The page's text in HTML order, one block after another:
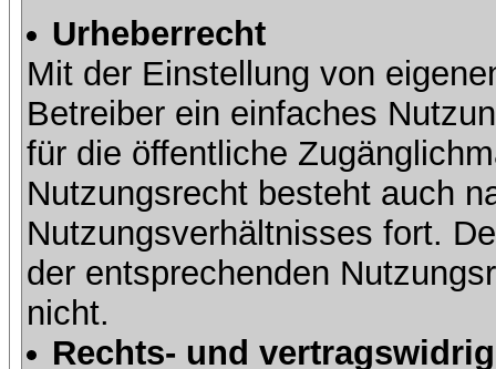
Urheberrecht
Mit der Einstellung von
Betreiber ein einfaches
für die öffentliche
Nutzungsrecht besteht auch
Nutzungsverhältnisses fort.
der entsprechenden
nicht.
Rechts- und